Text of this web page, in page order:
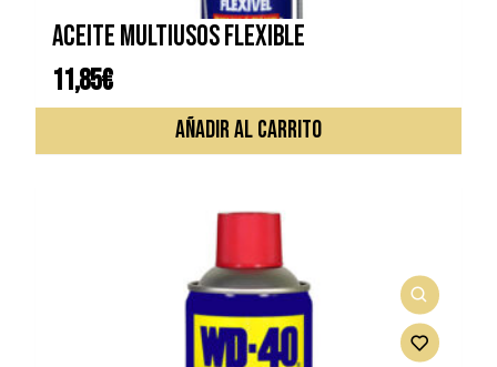
Aceite multiusos flexible
11,85€
AÑADIR AL CARRITO